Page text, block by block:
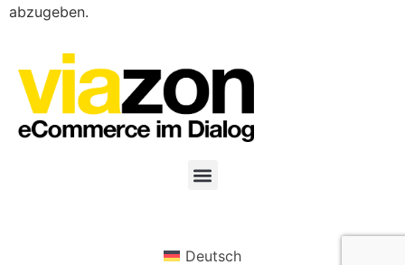
abzugeben.
Deutsch